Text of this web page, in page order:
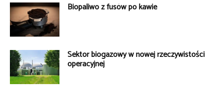
Biopaliwo z fusów po kawie
Sektor biogazowy w nowej rzeczywistości
operacyjnej